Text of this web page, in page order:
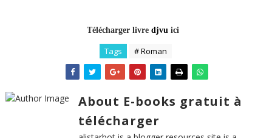
Télécharger livre djvuici
Tags # Roman
About E-books gratuit à
télécharger